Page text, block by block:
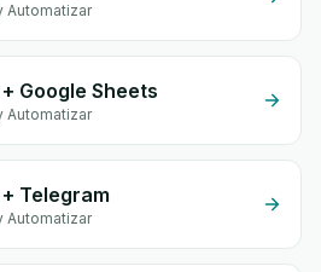
Automatizar
Google Sheets
Automatizar
Telegram
Automatizar